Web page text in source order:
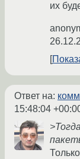
их
Ответ на:
15:48:04